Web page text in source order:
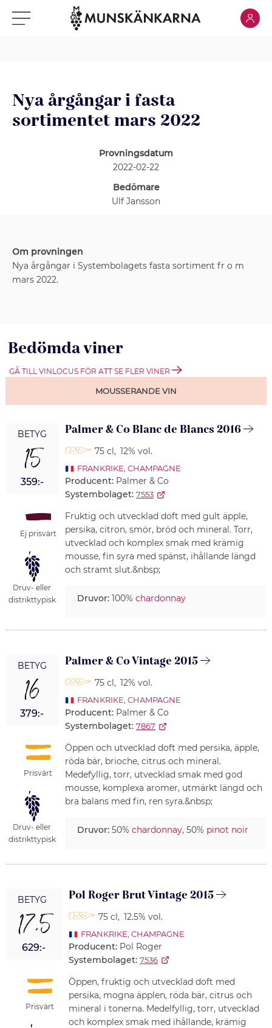
Klicka för meny Klicka
Nya årgångar i fasta
sortimentet mars 2022
Provningsdatum
2022-02-22
Bedömare
Ulf Jansson
Om provningen
Nya årgångar i Systembolagets fasta sortiment fr o m
mars 2022.
Bedömda viner
GÅ TILL VINLOCUS FÖR ATT SE FLER VINER
MOUSSERANDE VIN
BETYG
15
359:-
Ej prisvärt
Druv- eller
distrikttypisk
Palmer & Co Blanc de Blancs 2016
75 cl, 12% vol.
FRANKRIKE CHAMPAGNE
Producent: Palmer & Co
Systembolaget: 7553
Fruktig och utvecklad doft med gult äpple,
persika, citron, smör, bröd och mineral. Torr,
utvecklad och komplex smak med krämig
mousse, fin syra med spänst, ihållande längd
och stramt slut.&nbsp;
Druvor:100% chardonnay
BETYG
16
379:-
Prisvärt
Druv- eller
distrikttypisk
Palmer & Co Vintage 2015
75 cl, 12% vol.
FRANKRIKE CHAMPAGNE
Producent: Palmer & Co
Systembolaget: 7867
Öppen och utvecklad doft med persika, äpple,
röda bär, brioche, citrus och mineral.
Medefyllig, torr, utvecklad smak med god
mousse, komplexa aromer, utmärkt längd och
bra balans med fin, ren syra.&nbsp;
Druvor:50% chardonnay, 50% pinot noir
BETYG
17,5
629:-
Prisvärt
Pol Roger Brut Vintage 2015
75 cl, 12.5% vol.
FRANKRIKE CHAMPAGNE
Producent: Pol Roger
Systembolaget: 7536
Öppen, fruktig och utvecklad doft med
persika, mogna äpplen, röda bär, citrus och
mineral i tonerna. Medelfyllig, torr, utvecklad
och komplex smak med ihållande, krämig